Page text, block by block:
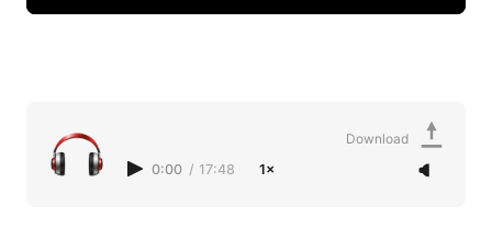
0:00 / 17:48 1×
Download